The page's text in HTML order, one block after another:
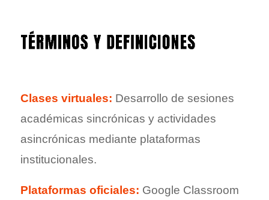
Clases virtuales: Desarrollo de sesiones
académicas sincrónicas y actividades
asincrónicas mediante plataformas
institucionales.
Plataformas oficiales: Google Classroom